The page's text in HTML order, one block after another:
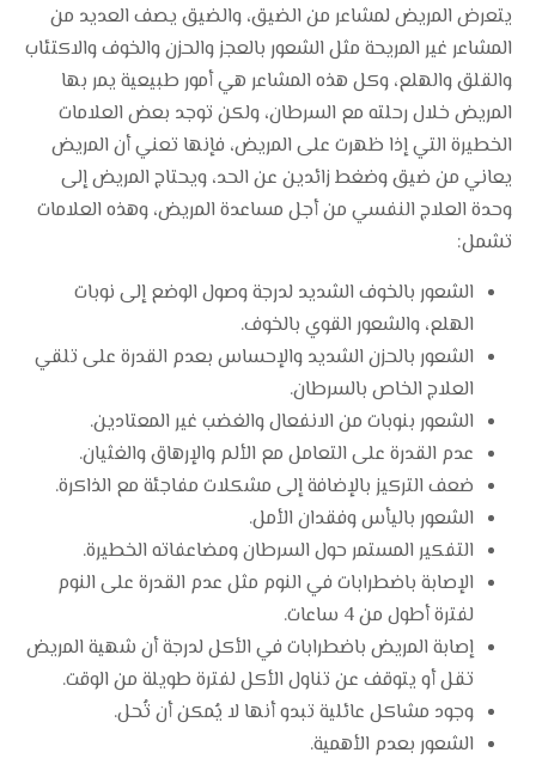
يتعرض المريض لمشاعر من الضيق، والضيق يصف العديد من
المشاعر غير المريحة مثل الشعور بالعجز والحزن والخوف والاكتئاب
والقلق والهلع، وكل هذه المشاعر هي أمور طبيعية يمر بها
المريض خلال رحلته مع السرطان، ولكن توجد بعض العلامات
الخطيرة التي إذا ظهرت على المريض، فإنها تعني أن المريض
يعاني من ضيق وضغط زائدين عن الحد، ويحتاج المريض إلى
وحدة العلاج النفسي من أجل مساعدة المريض، وهذه العلامات
تشمل:
الشعور بالخوف الشديد لدرجة وصول الوضع إلى نوبات
الهلع، والشعور القوي بالخوف.
الشعور بالحزن الشديد والإحساس بعدم القدرة على تلقي
العلاج الخاص بالسرطان.
الشعور بنوبات من الانفعال والغضب غير المعتادين.
عدم القدرة على التعامل مع الألم والإرهاق والغثيان.
ضعف التركيز بالإضافة إلى مشكلات مفاجئة مع الذاكرة.
الشعور باليأس وفقدان الأمل.
التفكير المستمر حول السرطان ومضاعفاته الخطيرة.
الإصابة باضطرابات في النوم مثل عدم القدرة على النوم
لفترة أطول من 4 ساعات.
إصابة المريض باضطرابات في الأكل لدرجة أن شهية المريض
تقل أو يتوقف عن تناول الأكل لفترة طويلة من الوقت.
وجود مشاكل عائلية تبدو أنها لا يُمكن أن تُحل.
الشعور بعدم الأهمية.